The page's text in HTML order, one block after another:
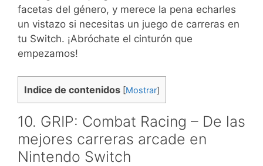
facetas del género, y merece la pena echarles
un vistazo si necesitas un juego de carreras en
tu Switch. ¡Abróchate el cinturón que
empezamos!
Indice de contenidos [Mostrar]
10. GRIP: Combat Racing – De las
mejores carreras arcade en
Nintendo Switch